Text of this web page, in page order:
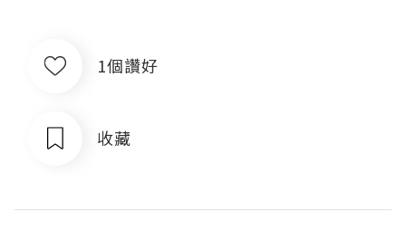
1個讚好
收藏